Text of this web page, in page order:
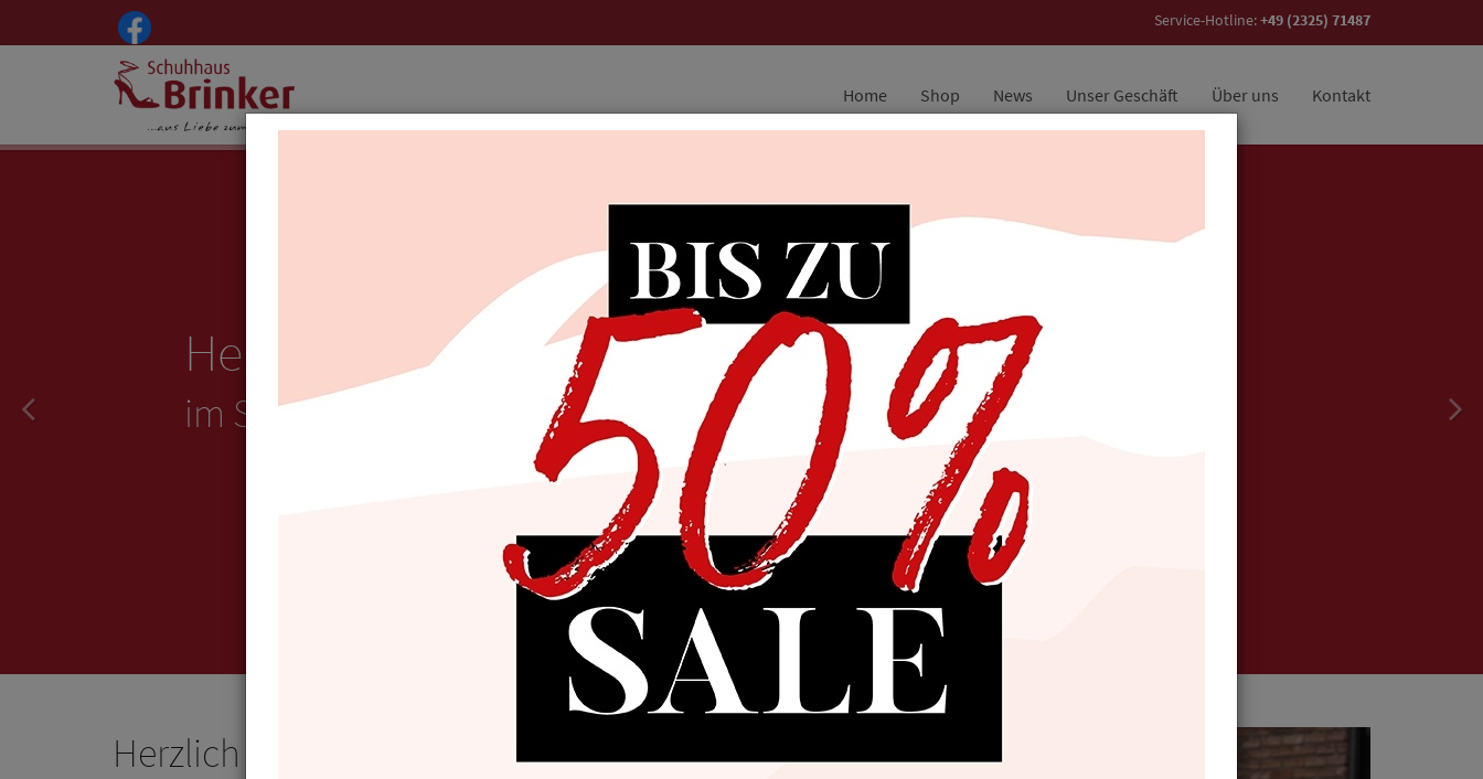
Service-Hotline:+49 (2325) 71487
Home Shop News Unser Geschäft Über uns Kontakt
Herzlich Willkommen
im Schuhhaus Brinker
Herzlich willkommen